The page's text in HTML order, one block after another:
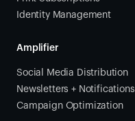
Identity Management
Amplifier
Social Media Distribution
Newsletters + Notifications
Campaign Optimization